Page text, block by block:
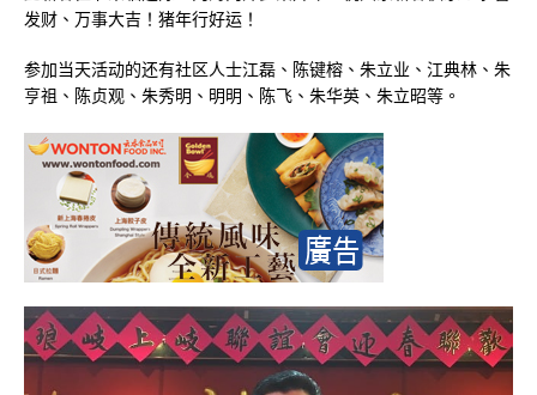
发财、万事大吉！猪年行好运！
参加当天活动的还有社区人士江磊、陈键榕、朱立业、江典林、朱
亨祖、陈贞观、朱秀明、明明、陈飞、朱华英、朱立昭等。